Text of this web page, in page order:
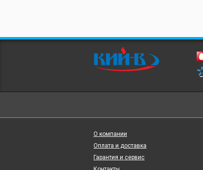
О компании
Оплата и доставка
Гарантия и сервис